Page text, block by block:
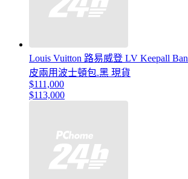
Louis Vuitton 路易威登 LV Keepall
皮兩用波士頓包.黑 現貨
$111,000
$113,000